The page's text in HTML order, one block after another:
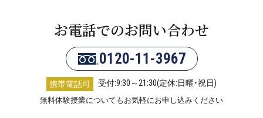
お電話でのお問い合わせ
0120-11-3967
携帯電話可 受付:9:30～21:30(定休:日曜・祝日)
無料体験授業についてもお気軽にお申し込みください